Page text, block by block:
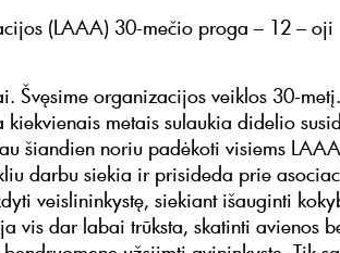
(LAAA) 30-mečio proga – 12 – oji
Švęsime organizacijos veiklos 30-
metais sulaukia didelio
šiandien noriu padėkoti visiems
darbu siekia ir prisideda prie
veislininkystę, siekiant išauginti
vis dar labai trūksta, skatinti avienos